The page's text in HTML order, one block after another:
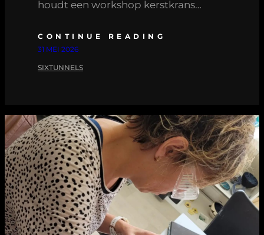
houdt een workshop kerstkrans…
CONTINUE READING
31 MEI 2026
SIXTUNNELS